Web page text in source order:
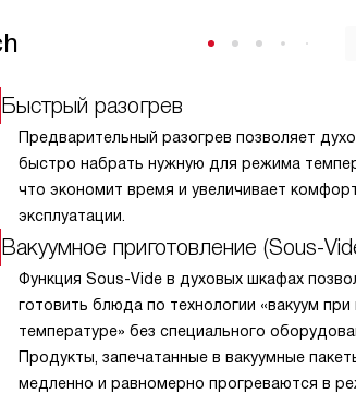
Быстрый разогрев
Предварительный разогрев позволяет
быстро набрать нужную для режима
что экономит время и увеличивает
эксплуатации.
Вакуумное приготовление (Sous-
Функция Sous-Vide в духовых шкафах
готовить блюда по технологии «вакуум при
температуре» без специального
Продукты, запечатанные в вакуумные
медленно и равномерно прогреваются в